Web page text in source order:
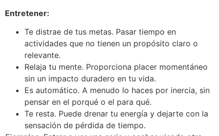
Entretener:
Te distrae de tus metas. Pasar tiempo en
actividades que no tienen un propósito claro o
relevante.
Relaja tu mente. Proporciona placer momentáneo
sin un impacto duradero en tu vida.
Es automático. A menudo lo haces por inercia, sin
pensar en el porqué o el para qué.
Te resta. Puede drenar tu energía y dejarte con la
sensación de pérdida de tiempo.